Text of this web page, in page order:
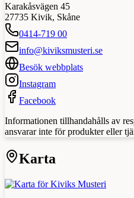
Karakåsvägen 45
27735 Kivik, Skåne
0414-719 00
info@kiviksmusteri.se
Besök webbplats
Instagram
Facebook
Informationen tillhandahålls av
ansvarar inte för produkter eller
Karta